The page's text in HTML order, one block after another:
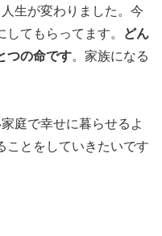
生が変わりました。今
てもらってます。
どん
つの命です。家族になる
庭で幸せに暮らせるよ
ことをしていきたいです